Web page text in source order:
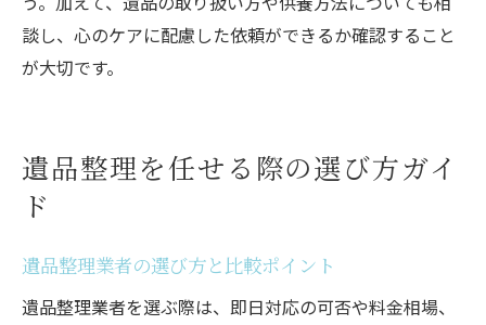
談し、心のケアに配慮した依頼ができるか確認すること
が大切です。
遺品整理を任せる際の選び方ガイ
ド
遺品整理業者の選び方と比較ポイント
遺品整理業者を選ぶ際は、即日対応の可否や料金相場、